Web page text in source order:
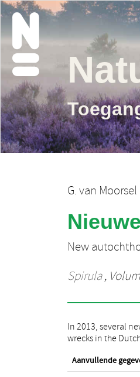
G. van Moorsel
New
Spirula,
In 2013, several
wrecks in the
Aanvullende